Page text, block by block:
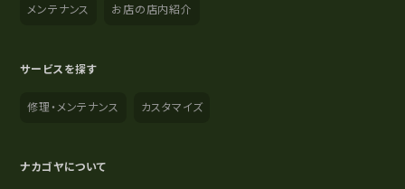
メンテナンス お店の店内紹介
サービスを探す
修理・メンテナンス カスタマイズ
ナカゴヤについて